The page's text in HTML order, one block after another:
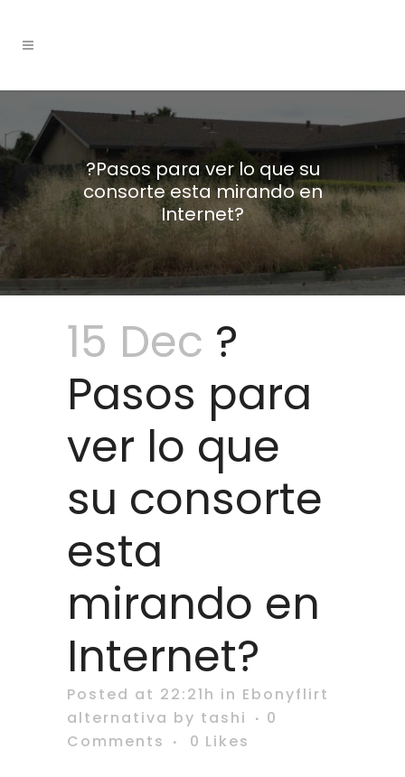
?Pasos para ver lo que su
consorte esta mirando en
Internet?
15 Dec ?
Pasos para
ver lo que
su consorte
esta
mirando en
Internet?
Posted at 22:21h in Ebonyflirt
alternativa by tashi
0
Comments
0 Likes